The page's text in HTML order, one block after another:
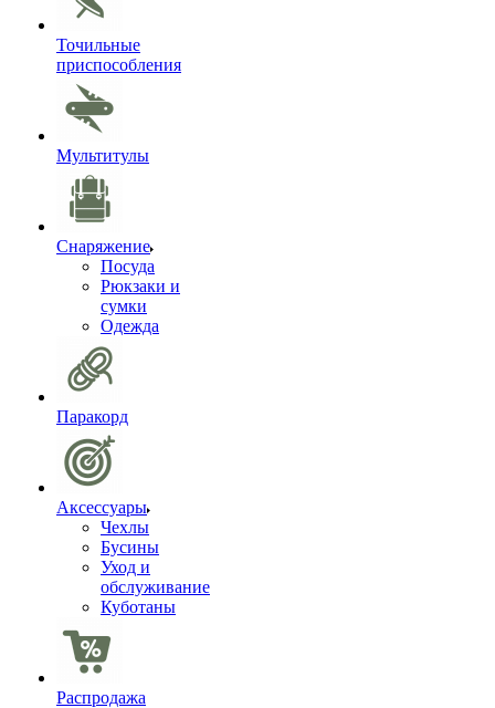
Точильные
приспособления
Мультитулы
Снаряжение
Посуда
Рюкзаки и
сумки
Одежда
Паракорд
Аксессуары
Чехлы
Бусины
Уход и
обслуживание
Куботаны
Распродажа